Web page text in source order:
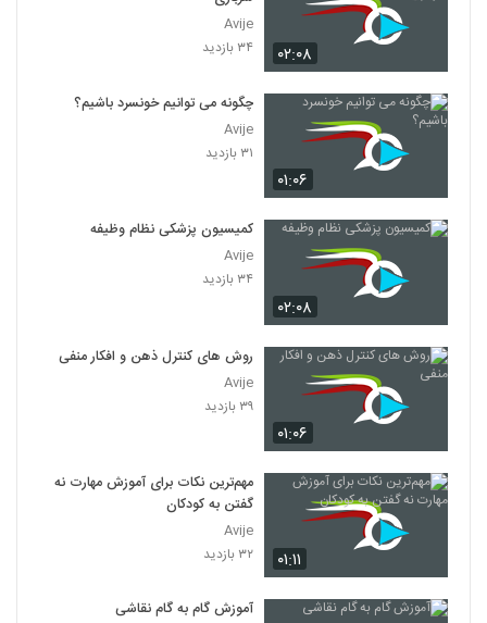
۰۲:۰۸
Avije
۳۴ بازدید
۰۱:۰۶
چگونه می توانیم خونسرد باشیم؟
Avije
۳۱ بازدید
۰۲:۰۸
کمیسیون پزشکی نظام وظیفه
Avije
۳۴ بازدید
۰۱:۰۶
روش های کنترل ذهن و افکار منفی
Avije
۳۹ بازدید
۰۱:۱۱
مهم‌ترین نکات برای آموزش مهارت نه
گفتن به کودکان
Avije
۳۲ بازدید
آموزش گام به گام نقاشی